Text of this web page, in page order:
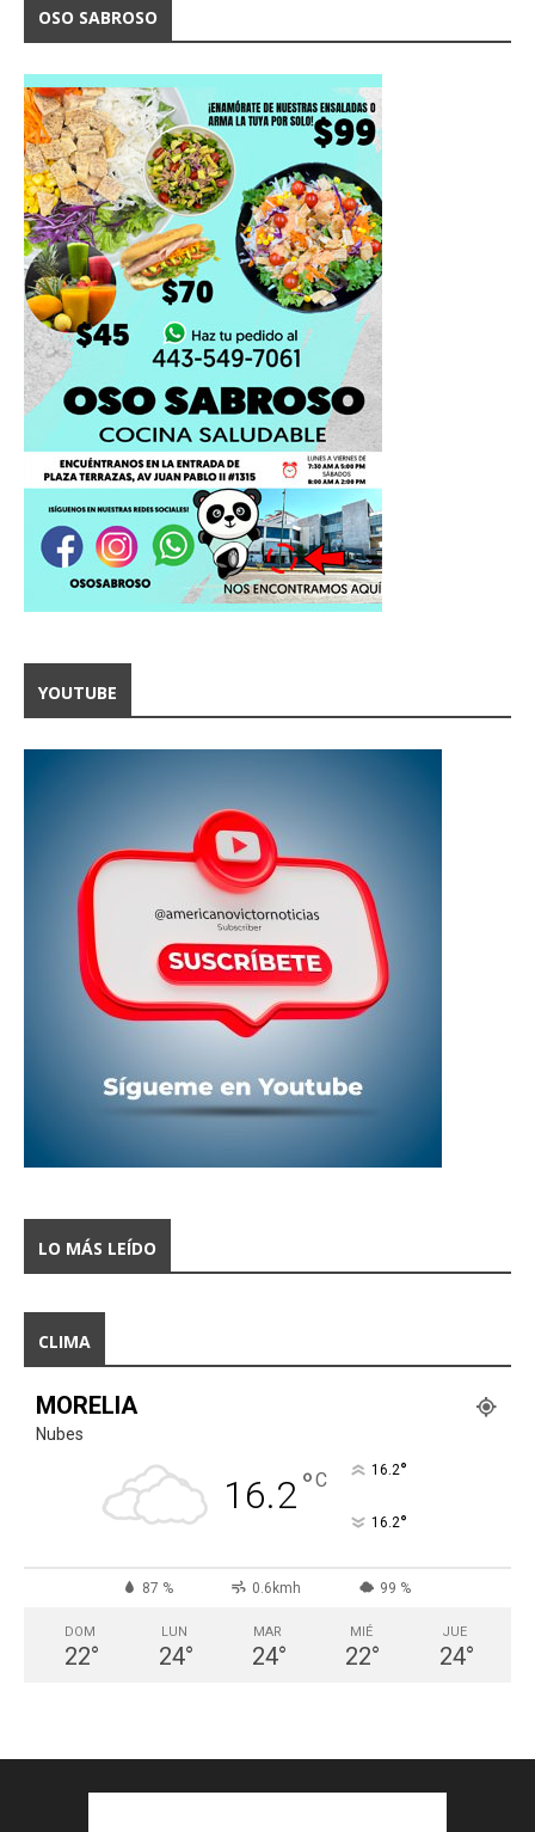
OSO SABROSO
YOUTUBE
LO MÁS LEÍDO
CLIMA
MORELIA
Nubes
16.2°C 16.2°
16.2°
87 % 0.6kmh 99 %
DOM
22°
LUN
24°
MAR
24°
MIÉ
22°
JUE
24°